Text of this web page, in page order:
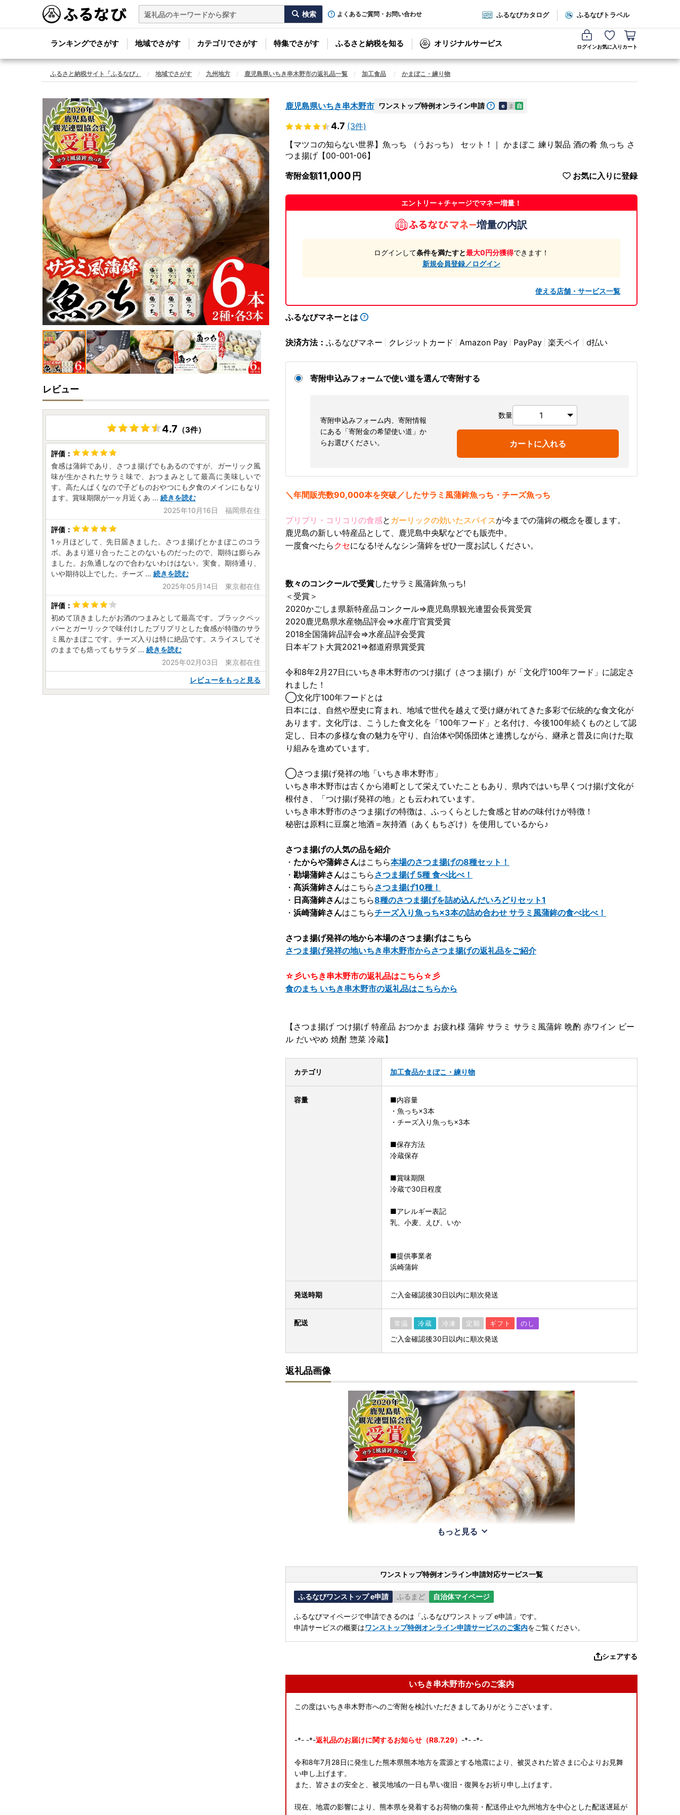
よくあるご質問・お問い合わせ ふるなびカタログ ふるなびトラベル
ランキングでさがす 地域でさがす カテゴリでさがす 特集でさがす ふるさと納税を知る オリジナルサービス ログインお気に入り カート
ふるさと納税サイト「ふるなび」 地域でさがす 九州地方 鹿児島県いちき串木野市の返礼品一覧 加工食品 かまぼこ・練り物
鹿児島県いちき串木野市 ワンストップ特例オンライン申請 e ま 自
4.7 (3件)
【マツコの知らない世界】魚っち （うおっち） セット！｜ かまぼこ 練り製品 酒の肴 魚っち さ
つま揚げ【00-001-06】
寄附金額11,000 お気に入りに登録
エントリー＋チャージでマネー増量！
増量の内訳
ログインして条件を満たすと最大0円分獲得できます！
新規会員登録／ログイン
使える店舗・サービス一覧
ふるなびマネーとは
決済方法： ふるなびマネー クレジットカード Amazon Pay PayPay 楽天ペイ d払い
寄附申込みフォームで使い道を選んで寄附する
寄附申込みフォーム内、寄附情報
にある「寄附金の希望使い道」か
らお選びください。
数量
カートに入れる
＼年間販売数90,000本を突破／したサラミ風蒲鉾魚っち・チーズ魚っち
プリプリ・コリコリの食感と ガーリックの効いたスパイスが今までの蒲鉾の概念を覆します。
鹿児島の新しい特産品として、鹿児島中央駅などでも販売中。
一度食べたら クセになる!そんなシン蒲鉾をぜひ一度お試しください。
数々のコンクールで受賞したサラミ風蒲鉾魚っち!
＜受賞＞
2020かごしま県新特産品コンクール⇒鹿児島県観光連盟会長賞受賞
2020鹿児島県水産物品評会⇒水産庁官賞受賞
2018全国蒲鉾品評会⇒水産品評会受賞
日本ギフト大賞2021⇒都道府県賞受賞
令和8年2月27日にいちき串木野市のつけ揚げ（さつま揚げ）が「文化庁100年フード」に認定さ
れました！
◯文化庁100年フードとは
日本には、自然や歴史に育まれ、地域で世代を越えて受け継がれてきた多彩で伝統的な食文化が
あります。文化庁は、こうした食文化を「100年フード」と名付け、今後100年続くものとして認
定し、日本の多様な食の魅力を守り、自治体や関係団体と連携しながら、継承と普及に向けた取
り組みを進めています。
◯さつま揚げ発祥の地「いちき串木野市」
いちき串木野市は古くから港町として栄えていたこともあり、県内ではいち早くつけ揚げ文化が
根付き、「つけ揚げ発祥の地」とも云われています。
いちき串木野市のさつま揚げの特徴は、ふっくらとした食感と甘めの味付けが特徴！
秘密は原料に豆腐と地酒＝灰持酒（あくもちざけ）を使用しているから♪
さつま揚げの人気の品を紹介
・ たからや蒲鉾さんはこちら本場のさつま揚げの8種セット！
・ 勘場蒲鉾さんはこちら さつま揚げ 5種 食べ比べ！
・ 髙浜蒲鉾さんはこちら さつま揚げ10種！
・ 日高蒲鉾さんはこちら8種のさつま揚げを詰め込んだいろどりセット1
・ 浜崎蒲鉾さんはこちらチーズ入り魚っち×3本の詰め合わせ サラミ風蒲鉾の食べ比べ！
さつま揚げ発祥の地から本場のさつま揚げはこちら
さつま揚げ発祥の地いちき串木野市からさつま揚げの返礼品をご紹介
☆彡いちき串木野市の返礼品はこちら☆彡
食のまち いちき串木野市の返礼品はこちらから
【さつま揚げ つけ揚げ 特産品 おつかま お疲れ様 蒲鉾 サラミ サラミ風蒲鉾 晩酌 赤ワイン ビー
ル だいやめ 焼酎 惣菜 冷蔵】
カテゴリ 加工食品かまぼこ・練り物
容量
■内容量
・魚っち×3本
・チーズ入り魚っち×3本
■保存方法
冷蔵保存
■賞味期限
冷蔵で30日程度
■アレルギー表記
乳、小麦、えび、いか
■提供事業者
浜崎蒲鉾
発送時期 ご入金確認後30日以内に順次発送
配送 常温 冷蔵 冷凍 定期 ギフト のし
ご入金確認後30日以内に順次発送
返礼品画像
もっと見る
ワンストップ特例オンライン申請対応サービス一覧
ふるなびワンストップ e申請 ふるまど 自治体マイページ
ふるなびマイページで申請できるのは「ふるなびワンストップ e申請」です。
申請サービスの概要はワンストップ特例オンライン申請サービスのご案内をご覧ください。
シェアする
いちき串木野市からのご案内
この度はいちき串木野市へのご寄附を検討いただきましてありがとうございます。
-*- -*-返礼品のお届けに関するお知らせ（R8.7.29） -*- -*-
令和8年7月28日に発生した熊本県熊本地方を震源とする地震により、被災された皆さまに心よりお見舞
い申し上げます。
また、皆さまの安全と、被災地域の一日も早い復旧・復興をお祈り申し上げます。
現在、地震の影響により、熊本県を発着するお荷物の集荷・配送停止や九州地方を中心とした配送遅延が
レビュー
4.7 （3件）
食感は蒲鉾であり、さつま揚げでもあるのですが、ガーリック風
味が生かされたサラミ味で、おつまみとして最高に美味しいで
す。高たんぱくなので子どものおやつにも夕食のメインにもなり
ます。賞味期限が一ヶ月近くあ ... 続きを読む
2025年10月16日 福岡県在住
1ヶ月ほどして、先日届きました。さつま揚げとかまぼこのコラ
ボ。あまり巡り合ったことのないものだったので、期待は膨らみ
ました。お魚通しなので合わないわけはない。実食。期待通り、
いや期待以上でした。チーズ ... 続きを読む
2025年05月14日 東京都在住
初めて頂きましたがお酒のつまみとして最高です。ブラックペッ
パーとガーリックで味付けしたプリプリとした食感が特徴の サラ
ミ風かまぼこです。チーズ入りは特に絶品です。スライスしてそ
のままでも焙ってもサラダ ... 続きを読む
2025年02月03日 東京都在住
レビューをもっと見る